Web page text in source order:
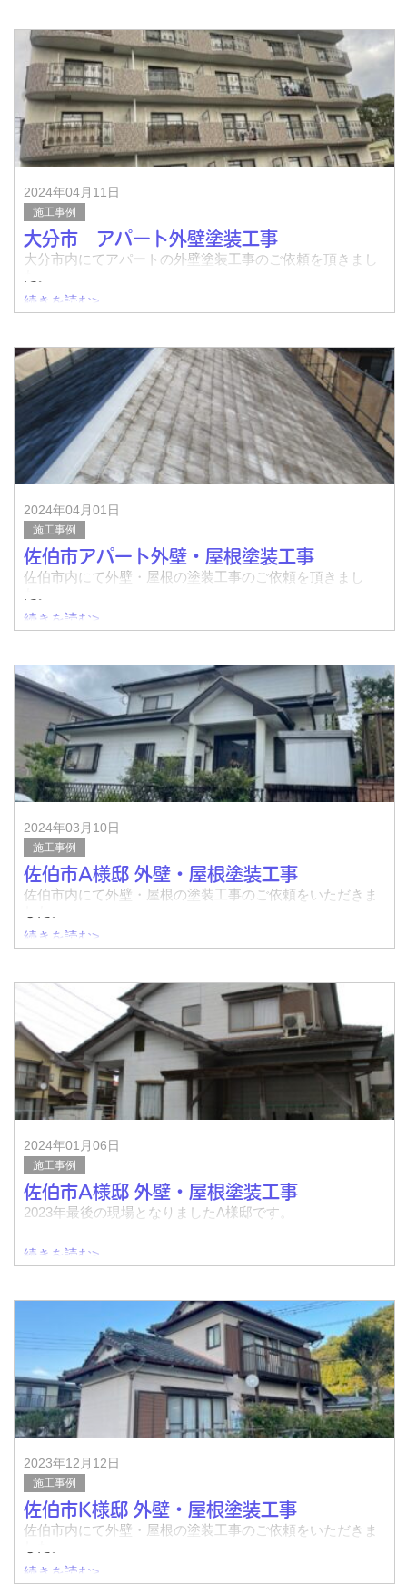
完了↓
着工前↓
2024年04月11日
施工事例
大分市 アパート外壁塗装工事
大分市内にてアパートの外壁塗装工事のご依頼を頂きまし
完了↓
着工前↓
&n
続きを読む>
2024年04月01日
施工事例
佐伯市アパート外壁・屋根塗装工事
佐伯市内にて外壁・屋根の塗装工事のご依頼を頂きまし
完了↓
&nbs
続きを読む>
2024年03月10日
施工事例
佐伯市A様邸 外壁・屋根塗装工事
佐伯市内にて外壁・屋根の塗装工事のご依頼をいただきま
完了↓
着工前↓
続きを読む>
2024年01月06日
施工事例
佐伯市A様邸 外壁・屋根塗装工事
2023年最後の現場となりましたA様邸です。
完了↓
完了↓
続きを読む>
2023年12月12日
施工事例
佐伯市K様邸 外壁・屋根塗装工事
佐伯市内にて外壁・屋根の塗装工事のご依頼をいただきま
着工前↓
続きを読む>